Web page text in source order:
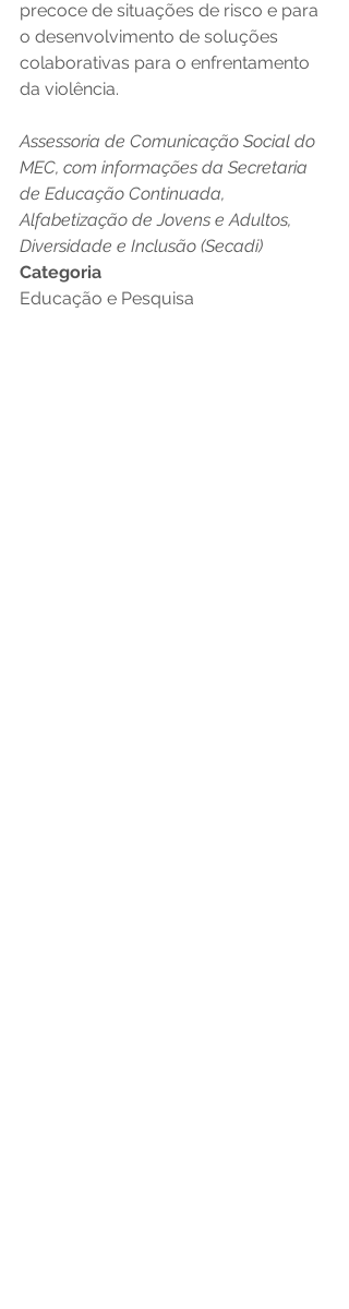
precoce de situações de risco e para
o desenvolvimento de soluções
colaborativas para o enfrentamento
da violência.
Assessoria de Comunicação Social do
MEC, com informações da Secretaria
de Educação Continuada,
Alfabetização de Jovens e Adultos,
Diversidade e Inclusão (Secadi)
Categoria
Educação e Pesquisa